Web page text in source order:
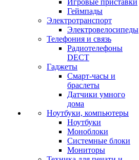
Игровые приставки
Геймпады
Электротранспорт
Электровелосипеды
Телефония и связь
Радиотелефоны
DECT
Гаджеты
Смарт-часы и
браслеты
Датчики умного
дома
Ноутбуки, компьютеры
Ноутбуки
Моноблоки
Системные блоки
Мониторы